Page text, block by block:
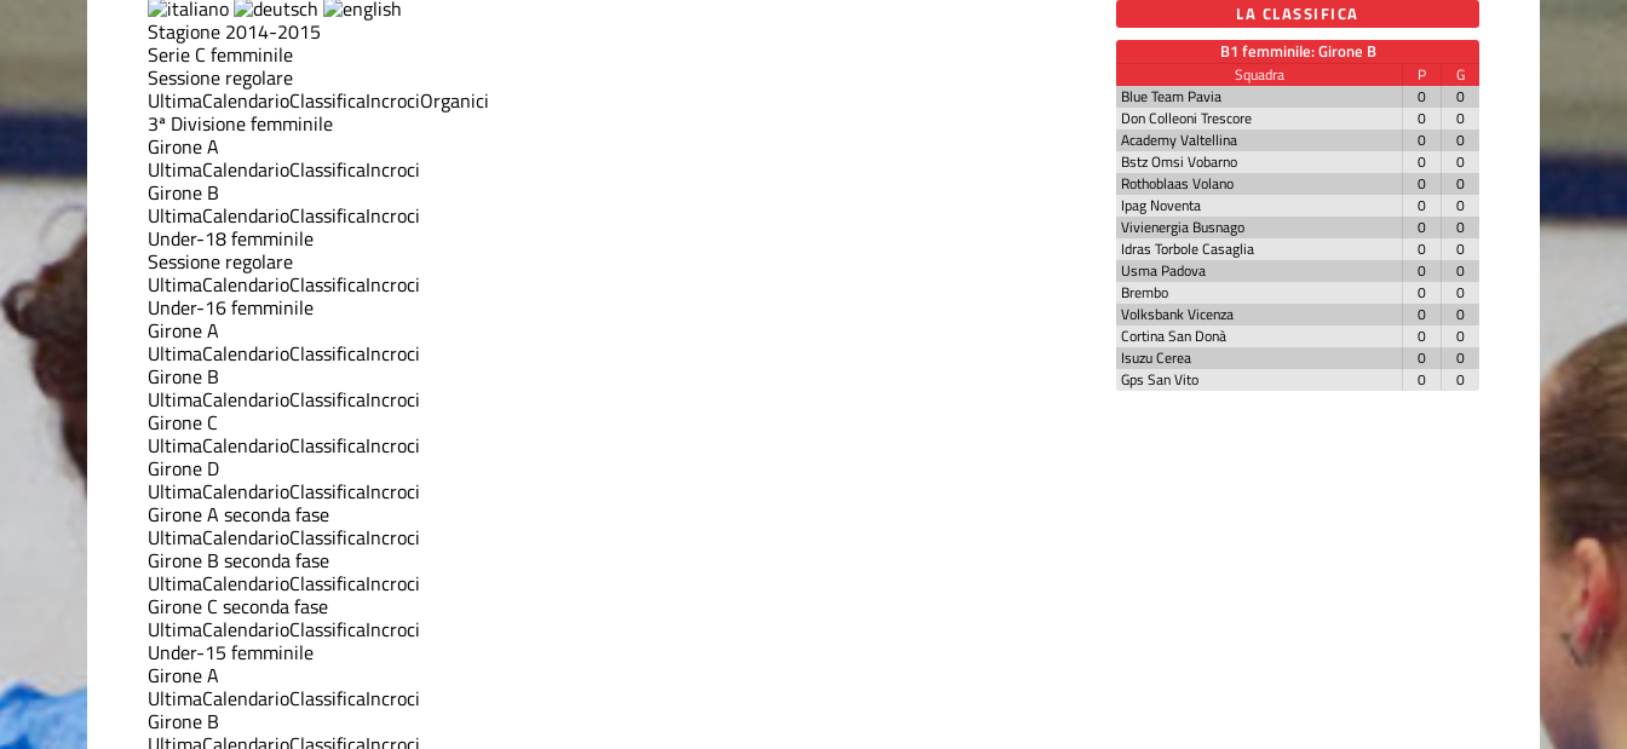
Stagione 2014-2015
Serie C femminile
Sessione regolare
UltimaCalendarioClassificaIncrociOrganici
3ª Divisione femminile
Girone A
UltimaCalendarioClassificaIncroci
Girone B
UltimaCalendarioClassificaIncroci
Under-18 femminile
Sessione regolare
UltimaCalendarioClassificaIncroci
Under-16 femminile
Girone A
UltimaCalendarioClassificaIncroci
Girone B
UltimaCalendarioClassificaIncroci
Girone C
UltimaCalendarioClassificaIncroci
Girone D
UltimaCalendarioClassificaIncroci
Girone A seconda fase
UltimaCalendarioClassificaIncroci
Girone B seconda fase
UltimaCalendarioClassificaIncroci
Girone C seconda fase
UltimaCalendarioClassificaIncroci
Under-15 femminile
Girone A
UltimaCalendarioClassificaIncroci
Girone B
LA CLASSIFICA
B1 femminile: Girone B
Squadra P
G
Blue Team Pavia
0
0
Don Colleoni Trescore
0
0
Academy Valtellina
0
0
Bstz Omsi Vobarno
0
0
Rothoblaas Volano
0
0
Ipag Noventa
0
0
Vivienergia Busnago
0
0
Idras Torbole Casaglia
0
0
Usma Padova
0
0
Brembo
0
0
Volksbank Vicenza
0
0
Cortina San Donà
0
0
Isuzu Cerea
0
0
Gps San Vito
0 0